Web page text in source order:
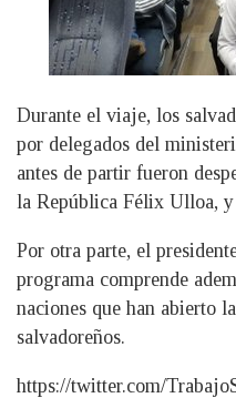
Durante el viaje, los
por delegados del
antes de partir fueron
la República Félix Ulloa,
Por otra parte, el
programa comprende
naciones que han abierto
salvadoreños.
https://twitter.com/